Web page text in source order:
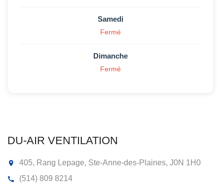
Samedi
Fermé
Dimanche
Fermé